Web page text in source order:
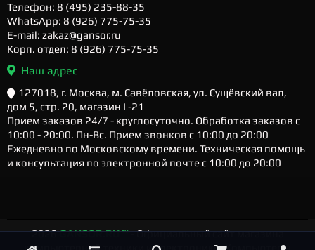
Телефон: 8 (495) 235-88-35
WhatsApp: 8 (926) 775-75-35
E-mail: zakaz@gansor.ru
Корп. отдел: 8 (926) 775-75-35
Наш адрес
127018, г. Москва, м. Савёловская, ул. Сущёвский вал,
дом 5, стр. 20, магазин L-21
Прием заказов 24/7 - круглосуточно. Обработка заказов с
10:00 - 20:00. Пн-Вс. Прием звонков с 10:00 до 20:00
Ежедневно по Московскому времени. Техническая помощь
и консультация по электронной почте с 10:00 до 20:00
2026GANSOR.RU ™- Официальный сайт магазина
компьютерной техники и электроники. Компьютеры